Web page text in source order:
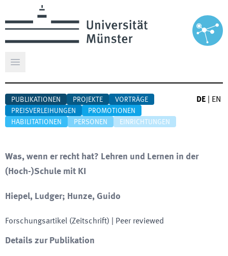
Hauptmenü öffnen
PUBLIKATIONEN PROJEKTE
VORTRÄGE
PREISVERLEIHUNGEN
PROMOTIONEN
HABILITATIONEN
PERSONEN EINRICHTUNGEN
DE EN
Was, wenn er recht hat? Lehren und Lernen in der
(Hoch-)Schule mit KI
Hiepel, Ludger; Hunze, Guido
Forschungsartikel (Zeitschrift) | Peer reviewed
Details zur Publikation